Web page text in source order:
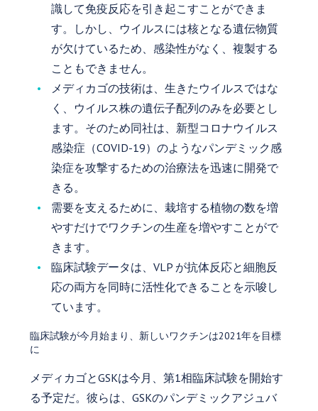
識して免疫反応を引き起こすことができま
す。しかし、ウイルスには核となる遺伝物質
が欠けているため、感染性がなく、複製する
こともできません。
メディカゴの技術は、生きたウイルスではな
く、ウイルス株の遺伝子配列のみを必要とし
ます。そのため同社は、新型コロナウイルス
感染症（COVID-19）のようなパンデミック感
染症を攻撃するための治療法を迅速に開発で
きる。
需要を支えるために、栽培する植物の数を増
やすだけでワクチンの生産を増やすことがで
きます。
臨床試験データは、VLP が抗体反応と細胞反
応の両方を同時に活性化できることを示唆し
ています。
臨床試験が今月始まり、新しいワクチンは2021年を目標
に
メディカゴとGSKは今月、第1相臨床試験を開始す
る予定だ。彼らは、GSKのパンデミックアジュバ